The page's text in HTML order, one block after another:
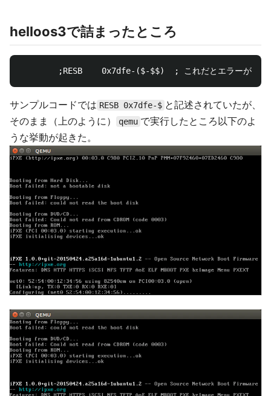
helloos3で詰まったところ
サンプルコードでは RESB 0x7dfe-$ と記述されていたが、
そのまま（上のように）
qemu で実行したところ以下のよ
うな挙動が起きた。